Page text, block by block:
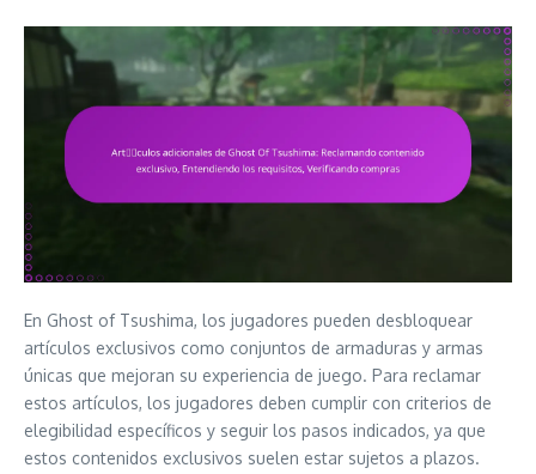
En Ghost of Tsushima, los jugadores pueden desbloquear
artículos exclusivos como conjuntos de armaduras y armas
únicas que mejoran su experiencia de juego. Para reclamar
estos artículos, los jugadores deben cumplir con criterios de
elegibilidad específicos y seguir los pasos indicados, ya que
estos contenidos exclusivos suelen estar sujetos a plazos.